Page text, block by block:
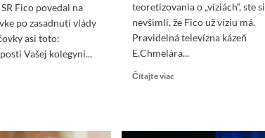
Fico povedal na
po zasadnutí vlády
asi toto:
Vašej kolegyni...
teoretizovania o „víziách“, ste si
nevšimli, že Fico už víziu má.
Pravidelná televízna kázeň
E.Chmelára...
Čítajte viacRead